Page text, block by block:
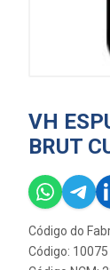
VH
BRUT
Código do
Código: 10075